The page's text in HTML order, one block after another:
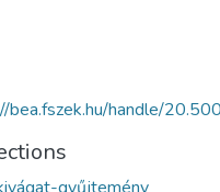
bea.fszek.hu/handle/